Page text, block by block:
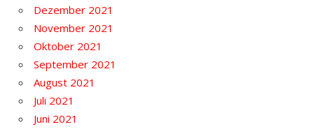
Dezember 2021
November 2021
Oktober 2021
September 2021
August 2021
Juli 2021
Juni 2021